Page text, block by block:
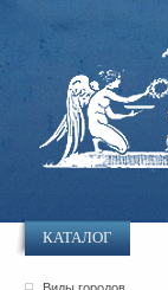
КАТАЛОГ